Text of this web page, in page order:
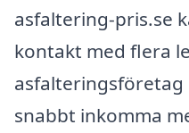
asfaltering-pris.se
kontakt med flera
asfalteringsföretag
snabbt inkomma